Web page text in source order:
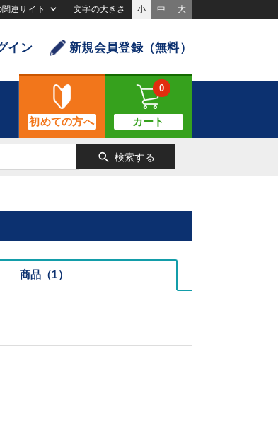
連サイト 文字の大きさ 小 中 大
イン 新規会員登録（無料）
初めての方へ カート
0
search 検索する
商品（1）